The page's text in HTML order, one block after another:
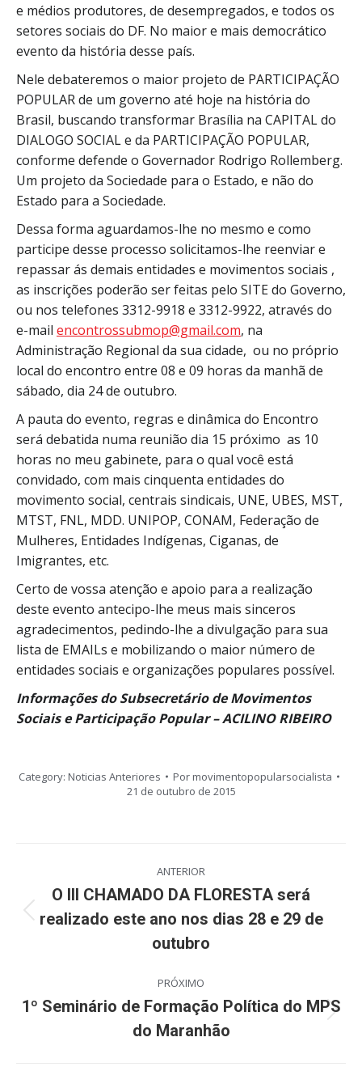
e médios produtores, de desempregados, e todos os
setores sociais do DF. No maior e mais democrático
evento da história desse país.
Nele debateremos o maior projeto de PARTICIPAÇÃO
POPULAR de um governo até hoje na história do
Brasil, buscando transformar Brasília na CAPITAL do
DIALOGO SOCIAL e da PARTICIPAÇÃO POPULAR,
conforme defende o Governador Rodrigo Rollemberg.
Um projeto da Sociedade para o Estado, e não do
Estado para a Sociedade.
Dessa forma aguardamos-lhe no mesmo e como
participe desse processo solicitamos-lhe reenviar e
repassar ás demais entidades e movimentos sociais ,
as inscrições poderão ser feitas pelo SITE do Governo,
ou nos telefones 3312-9918 e 3312-9922, através do
e-mail encontrossubmop@gmail.com, na
Administração Regional da sua cidade, ou no próprio
local do encontro entre 08 e 09 horas da manhã de
sábado, dia 24 de outubro.
A pauta do evento, regras e dinâmica do Encontro
será debatida numa reunião dia 15 próximo as 10
horas no meu gabinete, para o qual você está
convidado, com mais cinquenta entidades do
movimento social, centrais sindicais, UNE, UBES, MST,
MTST, FNL, MDD. UNIPOP, CONAM, Federação de
Mulheres, Entidades Indígenas, Ciganas, de
Imigrantes, etc.
Certo de vossa atenção e apoio para a realização
deste evento antecipo-lhe meus mais sinceros
agradecimentos, pedindo-lhe a divulgação para sua
lista de EMAILs e mobilizando o maior número de
entidades sociais e organizações populares possível.
Informações do Subsecretário de Movimentos
Sociais e Participação Popular – ACILINO RIBEIRO
Category: Noticias Anteriores Pormovimentopopularsocialista
21 de outubro de 2015
de
post:
ANTERIOR
Post
anterior:
O III CHAMADO DA FLORESTA será
realizado este ano nos dias 28 e 29 de
outubro
PRÓXIMO
Próximo
post:
1º Seminário de Formação Política do MPS
do Maranhão